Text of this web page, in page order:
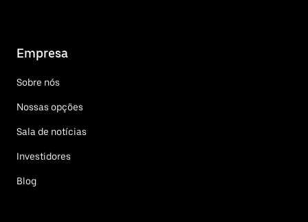
Empresa
Sobre nós
Nossas opções
Sala de notícias
Investidores
Blog